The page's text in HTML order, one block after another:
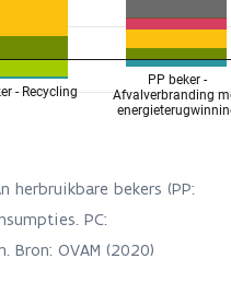
herbruikbare bekers (PP:
PC:
Bron: OVAM (2020)